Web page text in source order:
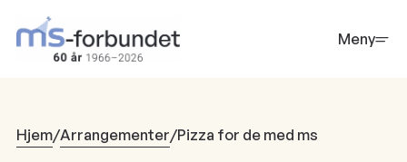
hovedinnhold
Meny
Hjem/Arrangementer/Pizza for de med ms